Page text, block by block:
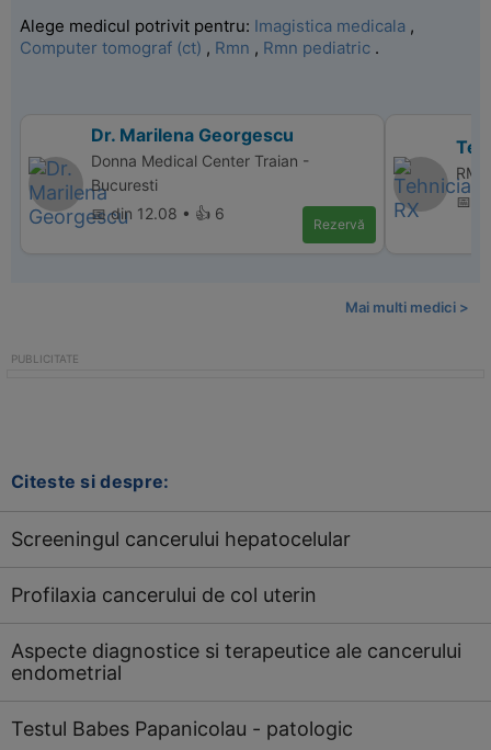
Alege medicul potrivit pentru: Imagistica medicala ,
Computer tomograf (ct) , Rmn , Rmn pediatric .
Dr. Marilena Georgescu
Donna Medical Center Traian -
Bucuresti
📅 din 12.08 • 👍 6
Rezervă
📅
Mai multi medici >
Citeste si despre:
Screeningul cancerului hepatocelular
Profilaxia cancerului de col uterin
Aspecte diagnostice si terapeutice ale cancerului
endometrial
Testul Babes Papanicolau - patologic